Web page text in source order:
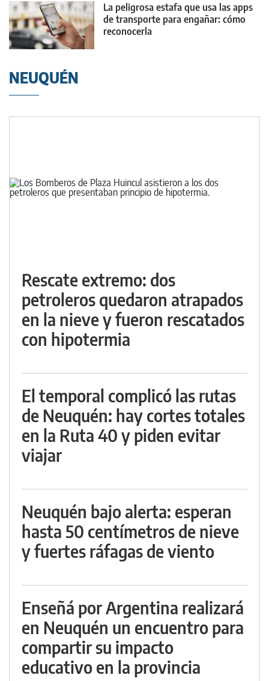
La peligrosa estafa que usa las apps
de transporte para engañar: cómo
reconocerla
NEUQUÉN
Rescate extremo: dos
petroleros quedaron atrapados
en la nieve y fueron rescatados
con hipotermia
El temporal complicó las rutas
de Neuquén: hay cortes totales
en la Ruta 40 y piden evitar
viajar
Neuquén bajo alerta: esperan
hasta 50 centímetros de nieve
y fuertes ráfagas de viento
Enseñá por Argentina realizará
en Neuquén un encuentro para
compartir su impacto
educativo en la provincia